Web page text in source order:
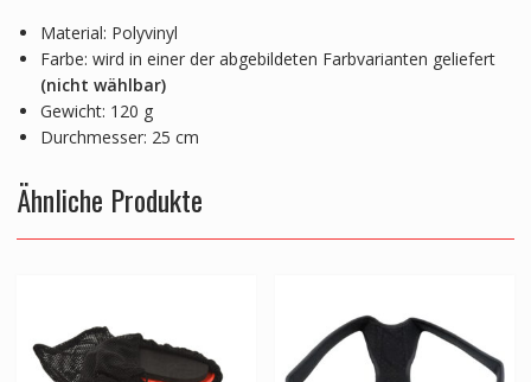
Material: Polyvinyl
Farbe: wird in einer der abgebildeten Farbvarianten geliefert
(nicht wählbar)
Gewicht: 120 g
Durchmesser: 25 cm
Ähnliche Produkte